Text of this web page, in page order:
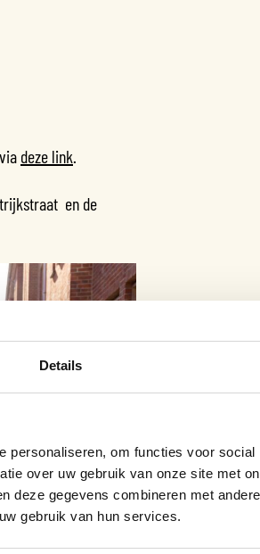
Details
personaliseren, om functies voor
over uw gebruik van onze site met
deze gegevens combineren met
gebruik van hun services.
deze link.
en de